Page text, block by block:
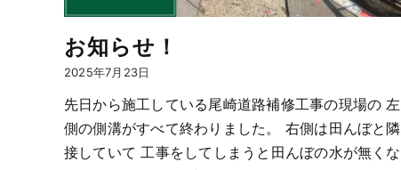
お知らせ！
2025年7月23日
先日から施工している尾崎道路補修工事の現場の 左
側の側溝がすべて終わりました。 右側は田んぼと隣
接していて 工事をしてしまうと田んぼの水が無くな